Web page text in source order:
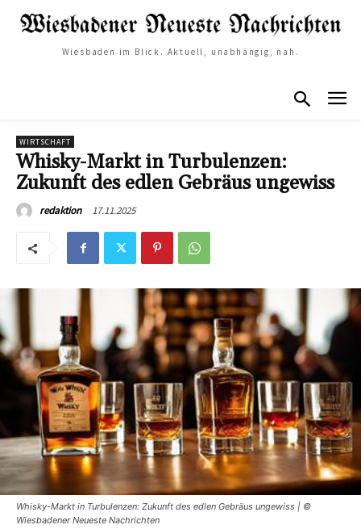
Wiesbaden im Blick. Aktuell, unabhängig, nah.
WIRTSCHAFT
Whisky-Markt in Turbulenzen:
Zukunft des edlen Gebräus ungewiss
redaktion 17.11.2025
Whisky-Markt in Turbulenzen: Zukunft des edlen Gebräus ungewiss | ©
Wiesbadener Neueste Nachrichten